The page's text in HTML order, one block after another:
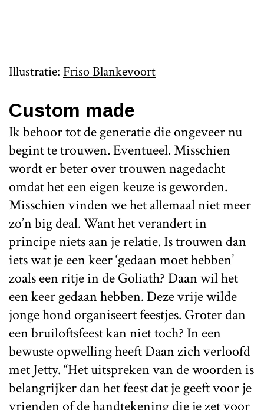
Illustratie: Friso Blankevoort
Custom made
Ik behoor tot de generatie die ongeveer nu
begint te trouwen. Eventueel. Misschien
wordt er beter over trouwen nagedacht
omdat het een eigen keuze is geworden.
Misschien vinden we het allemaal niet meer
zo’n big deal. Want het verandert in
principe niets aan je relatie. Is trouwen dan
iets wat je een keer ‘gedaan moet hebben’
zoals een ritje in de Goliath? Daan wil het
een keer gedaan hebben. Deze vrije wilde
jonge hond organiseert feestjes. Groter dan
een bruiloftsfeest kan niet toch? In een
bewuste opwelling heeft Daan zich verloofd
met Jetty. “Het uitspreken van de woorden is
belangrijker dan het feest dat je geeft voor je
vrienden of de handtekening die je zet voor